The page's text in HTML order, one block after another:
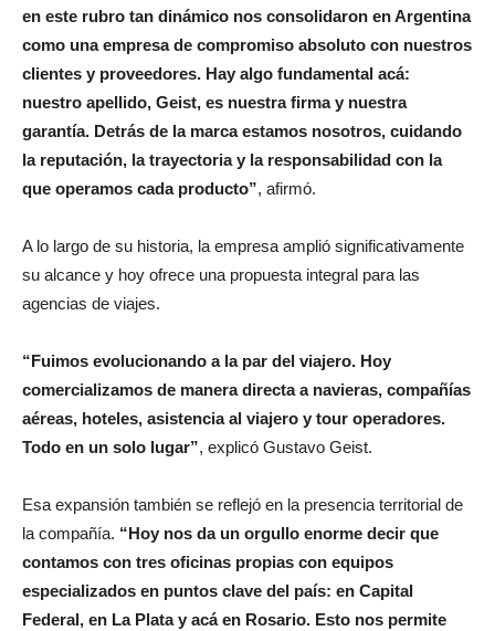
en este rubro tan dinámico nos consolidaron en Argentina
como una empresa de compromiso absoluto con nuestros
clientes y proveedores. Hay algo fundamental acá:
nuestro apellido, Geist, es nuestra firma y nuestra
garantía. Detrás de la marca estamos nosotros, cuidando
la reputación, la trayectoria y la responsabilidad con la
que operamos cada producto”, afirmó.
A lo largo de su historia, la empresa amplió significativamente
su alcance y hoy ofrece una propuesta integral para las
agencias de viajes.
“Fuimos evolucionando a la par del viajero. Hoy
comercializamos de manera directa a navieras, compañías
aéreas, hoteles, asistencia al viajero y tour operadores.
Todo en un solo lugar”, explicó Gustavo Geist.
Esa expansión también se reflejó en la presencia territorial de
la compañía. “Hoy nos da un orgullo enorme decir que
contamos con tres oficinas propias con equipos
especializados en puntos clave del país: en Capital
Federal, en La Plata y acá en Rosario. Esto nos permite